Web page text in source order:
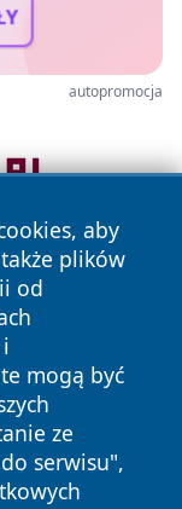
autopromocja
aby
także plików
od
mogą być
ze
serwisu",
prawa